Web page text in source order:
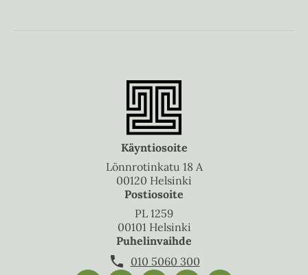
Käyntiosoite
Lönnrotinkatu 18 A
00120 Helsinki
Postiosoite
PL 1259
00101 Helsinki
Puhelinvaihde
010 5060 300